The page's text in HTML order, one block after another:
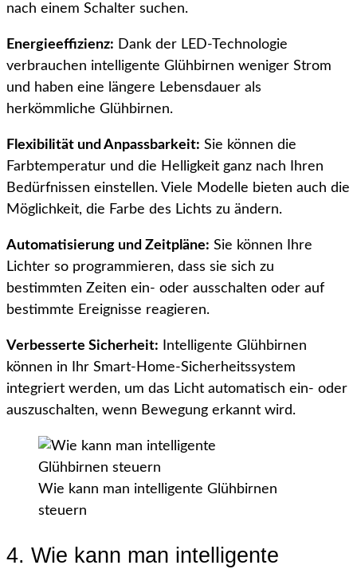
nach einem Schalter suchen.
Energieeffizienz: Dank der LED-Technologie
verbrauchen intelligente Glühbirnen weniger Strom
und haben eine längere Lebensdauer als
herkömmliche Glühbirnen.
Flexibilität und Anpassbarkeit: Sie können die
Farbtemperatur und die Helligkeit ganz nach Ihren
Bedürfnissen einstellen. Viele Modelle bieten auch die
Möglichkeit, die Farbe des Lichts zu ändern.
Automatisierung und Zeitpläne: Sie können Ihre
Lichter so programmieren, dass sie sich zu
bestimmten Zeiten ein- oder ausschalten oder auf
bestimmte Ereignisse reagieren.
Verbesserte Sicherheit: Intelligente Glühbirnen
können in Ihr Smart-Home-Sicherheitssystem
integriert werden, um das Licht automatisch ein- oder
auszuschalten, wenn Bewegung erkannt wird.
Wie kann man intelligente Glühbirnen
steuern
4. Wie kann man intelligente